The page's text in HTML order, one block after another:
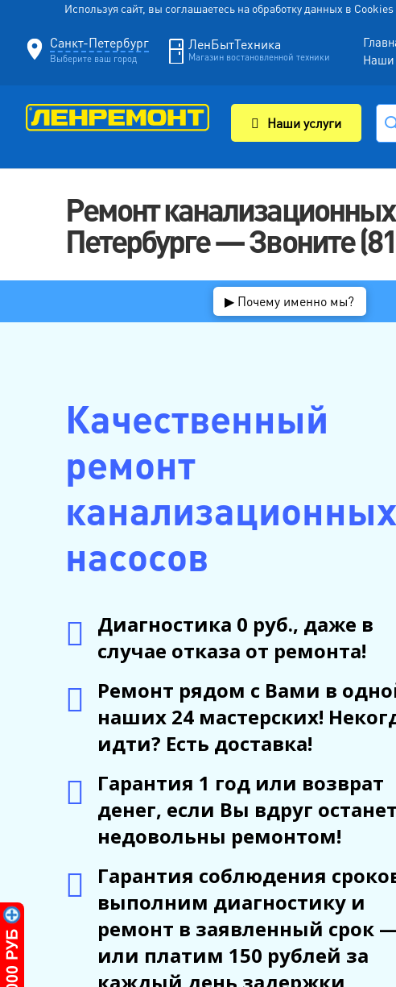
Используя сайт, вы соглашаетесь на обработку данных в
Санкт-Петербург
Выберите ваш город
ЛенБытТехника
Магазин востановленной техники
Наши
Наши услуги
Ремонт
Петербурге — Звоните
▶ Почему именно мы?
Качественный
ремонт
канализационных
насосов
Диагностика 0 руб., даже в
случае отказа от ремонта!
Ремонт рядом с Вами в
наших 24 мастерских!
идти? Есть доставка!
Гарантия 1 год или возврат
денег, если Вы вдруг
недовольны ремонтом!
Гарантия соблюдения
выполним диагностику и
ремонт в заявленный срок
или платим 150 рублей за